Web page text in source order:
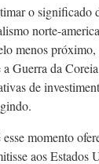
o significado
norte-
menos
Guerra da
de
momento
aos